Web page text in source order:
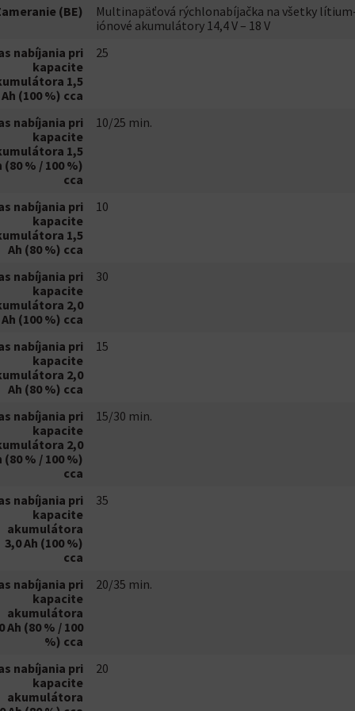
(BE)
Multinapäťová rýchlonabíjačka na všetky
iónové akumulátory 14,4 V – 18 V
nabíjania pri
kapacite
1,5
Ah (100 %) cca
25
nabíjania pri
kapacite
1,5
(80 % / 100 %)
cca
10/25 min.
nabíjania pri
kapacite
1,5
Ah (80 %) cca
10
nabíjania pri
kapacite
2,0
Ah (100 %) cca
30
nabíjania pri
kapacite
2,0
Ah (80 %) cca
15
nabíjania pri
kapacite
2,0
(80 % / 100 %)
cca
15/30 min.
nabíjania pri
kapacite
akumulátora
3,0 Ah (100 %)
cca
35
nabíjania pri
kapacite
akumulátora
Ah (80 % / 100
%) cca
20/35 min.
nabíjania pri
kapacite
akumulátora
20